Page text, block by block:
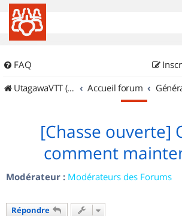
FAQ
UtagawaVTT (Randos VTT et VTTAE avec traces GPS)
Accueil forum
[Chasse ouverte]
comment
Modérateur : Modérateurs des Forums
Répondre